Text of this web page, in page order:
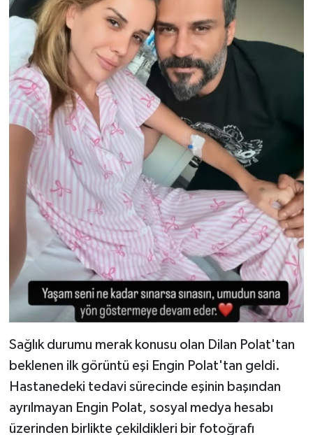
Sağlık durumu merak konusu olan Dilan Polat'tan
beklenen ilk görüntü eşi Engin Polat'tan geldi.
Hastanedeki tedavi sürecinde eşinin başından
ayrılmayan Engin Polat, sosyal medya hesabı
üzerinden birlikte çekildikleri bir fotoğrafı